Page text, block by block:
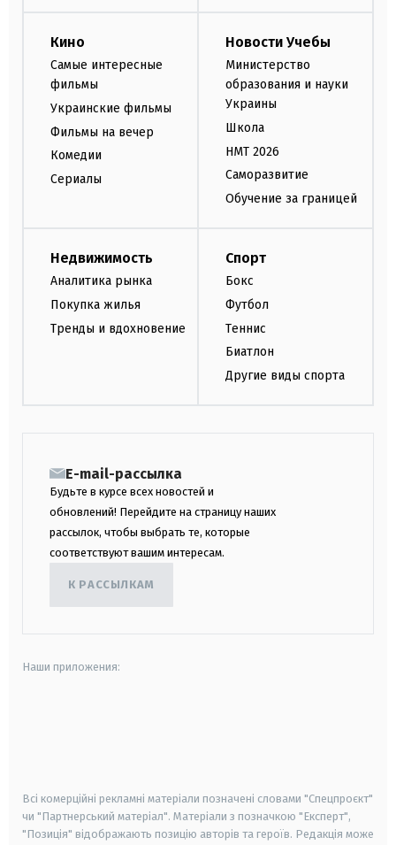
Кино
Самые интересные
фильмы
Украинские фильмы
Фильмы на вечер
Комедии
Сериалы
Новости Учебы
Министерство
образования и науки
Украины
Школа
НМТ 2026
Саморазвитие
Обучение за границей
Недвижимость
Аналитика рынка
Покупка жилья
Тренды и вдохновение
Спорт
Бокс
Футбол
Теннис
Биатлон
Другие виды спорта
E-mail-рассылка
Будьте в курсе всех новостей и
обновлений! Перейдите на страницу наших
рассылок, чтобы выбрать те, которые
соответствуют вашим интересам.
К РАССЫЛКАМ
Наши приложения:
Всі комерційні рекламні матеріали позначені словами "Спецпроєкт"
чи "Партнерський матеріал". Матеріали з позначкою "Експерт",
"Позиція" відображають позицію авторів та героїв. Редакція може